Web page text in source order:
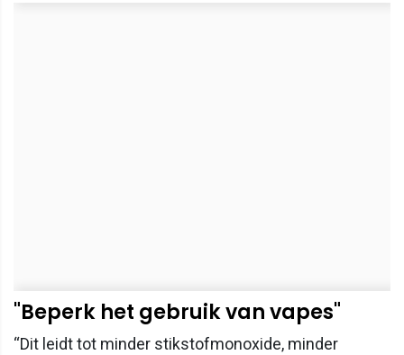
"Beperk het gebruik van vapes"
“Dit leidt tot minder stikstofmonoxide, minder